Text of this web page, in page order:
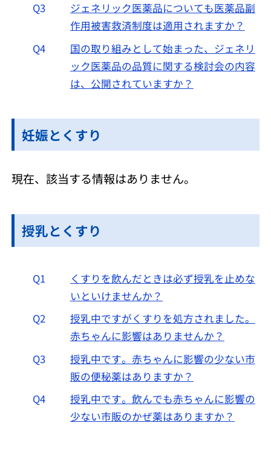
Q3
ジェネリック医薬品についても医薬品副
作用被害救済制度は適用されますか？
Q4
国の取り組みとして始まった、ジェネリ
ック医薬品の品質に関する検討会の内容
は、公開されていますか？
妊娠とくすり
現在、該当する情報はありません。
授乳とくすり
Q1
くすりを飲んだときは必ず授乳を止めな
いといけませんか？
Q2
授乳中ですがくすりを処方されました。
赤ちゃんに影響はありませんか？
Q3
授乳中です。赤ちゃんに影響の少ない市
販の便秘薬はありますか？
Q4
授乳中です。飲んでも赤ちゃんに影響の
少ない市販のかぜ薬はありますか？